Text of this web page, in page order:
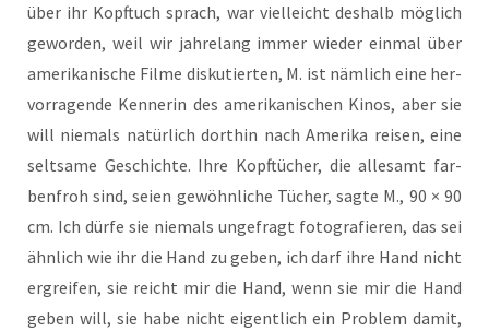
über ihr Kopf­tuch sprach, war viel­leicht des­halb mög­lich
gewor­den, weil wir jah­re­lang immer wie­der ein­mal über
ame­ri­ka­ni­sche Fil­me dis­ku­tier­ten, M. ist näm­lich eine her­
vor­ra­gen­de Ken­ne­rin des ame­ri­ka­ni­schen Kinos, aber sie
will nie­mals natür­lich dort­hin nach Ame­ri­ka rei­sen, eine
selt­sa­me Geschich­te. Ihre Kopf­tü­cher, die alle­samt far­
ben­froh sind, sei­en gewöhn­li­che Tücher, sag­te M., 90 × 90
cm. Ich dür­fe sie nie­mals unge­fragt foto­gra­fie­ren, das sei
ähn­lich wie ihr die Hand zu geben, ich darf ihre Hand nicht
ergrei­fen, sie reicht mir die Hand, wenn sie mir die Hand
geben will, sie habe nicht eigent­lich ein Pro­blem damit,